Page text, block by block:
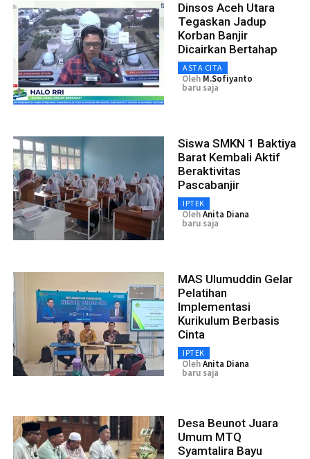
Dinsos Aceh Utara
Tegaskan Jadup
Korban Banjir
Dicairkan Bertahap
ASTA CITA
Oleh M.Sofiyanto
baru saja
Siswa SMKN 1 Baktiya
Barat Kembali Aktif
Beraktivitas
Pascabanjir
IPTEK
OlehAnita Diana
baru saja
MAS Ulumuddin Gelar
Pelatihan
Implementasi
Kurikulum Berbasis
Cinta
IPTEK
OlehAnita Diana
baru saja
Desa Beunot Juara
Umum MTQ
Syamtalira Bayu